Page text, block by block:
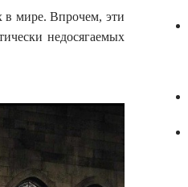
в мире. Впрочем, эти
недосягаемых